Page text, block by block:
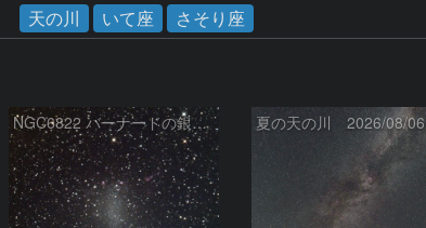
天の川 いて座 さそり座
NGC6822 バーナードの銀河 いて座 夏の天の川 2026/08/06